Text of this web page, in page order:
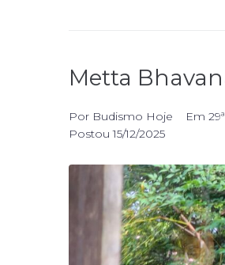
Metta
Por Budismo Hoje Em
Postou15/12/2025